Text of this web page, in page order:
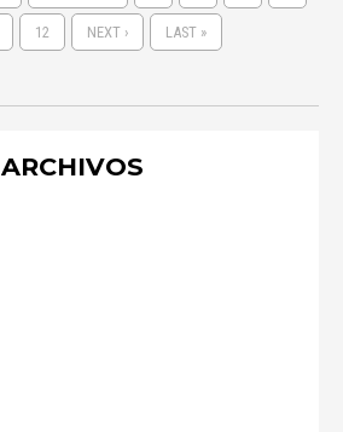
12 NEXT › LAST »
ARCHIVOS